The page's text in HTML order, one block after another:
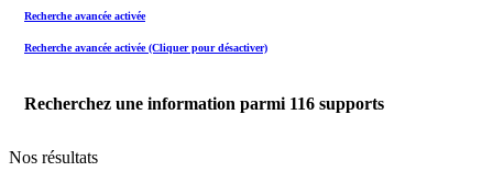
Recherche avancée activée
Recherche avancée activée (Cliquer pour désactiver)
Recherchez une information parmi 116 supports
Nos résultats